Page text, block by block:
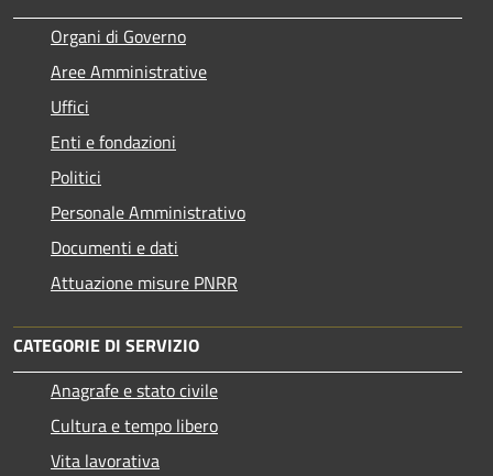
Organi di Governo
Aree Amministrative
Uffici
Enti e fondazioni
Politici
Personale Amministrativo
Documenti e dati
Attuazione misure PNRR
CATEGORIE DI SERVIZIO
Anagrafe e stato civile
Cultura e tempo libero
Vita lavorativa